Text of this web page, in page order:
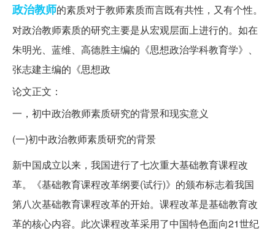
政治教师的素质对于教师素质而言既有共性，又有个性。
对政治教师素质的研究主要是从宏观层面上进行的。如在
朱明光、蓝维、高德胜主编的《思想政治学科教育学》、
张志建主编的《思想政
论文正文：
一，初中政治教师素质研究的背景和现实意义
(一)初中政治教师素质研究的背景
新中国成立以来，我国进行了七次重大基础教育课程改
革。《基础教育课程改革纲要(试行)》的颁布标志着我国
第八次基础教育课程改革的开始。课程改革是基础教育改
革的核心内容。此次课程改革采用了中国特色面向21世纪